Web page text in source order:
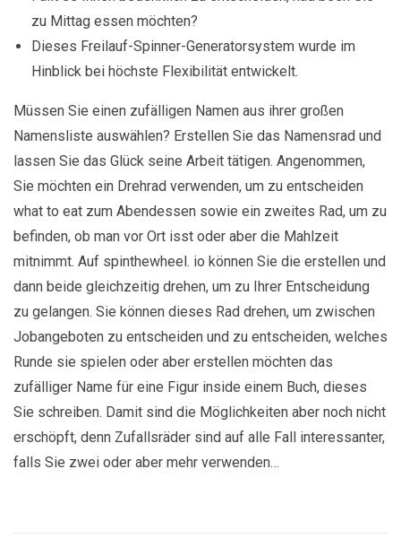
zu Mittag essen möchten?
Dieses Freilauf-Spinner-Generatorsystem wurde im
Hinblick bei höchste Flexibilität entwickelt.
Müssen Sie einen zufälligen Namen aus ihrer großen
Namensliste auswählen? Erstellen Sie das Namensrad und
lassen Sie das Glück seine Arbeit tätigen. Angenommen,
Sie möchten ein Drehrad verwenden, um zu entscheiden
what to eat zum Abendessen sowie ein zweites Rad, um zu
befinden, ob man vor Ort isst oder aber die Mahlzeit
mitnimmt. Auf spinthewheel. io können Sie die erstellen und
dann beide gleichzeitig drehen, um zu Ihrer Entscheidung
zu gelangen. Sie können dieses Rad drehen, um zwischen
Jobangeboten zu entscheiden und zu entscheiden, welches
Runde sie spielen oder aber erstellen möchten das
zufälliger Name für eine Figur inside einem Buch, dieses
Sie schreiben. Damit sind die Möglichkeiten aber noch nicht
erschöpft, denn Zufallsräder sind auf alle Fall interessanter,
falls Sie zwei oder aber mehr verwenden…